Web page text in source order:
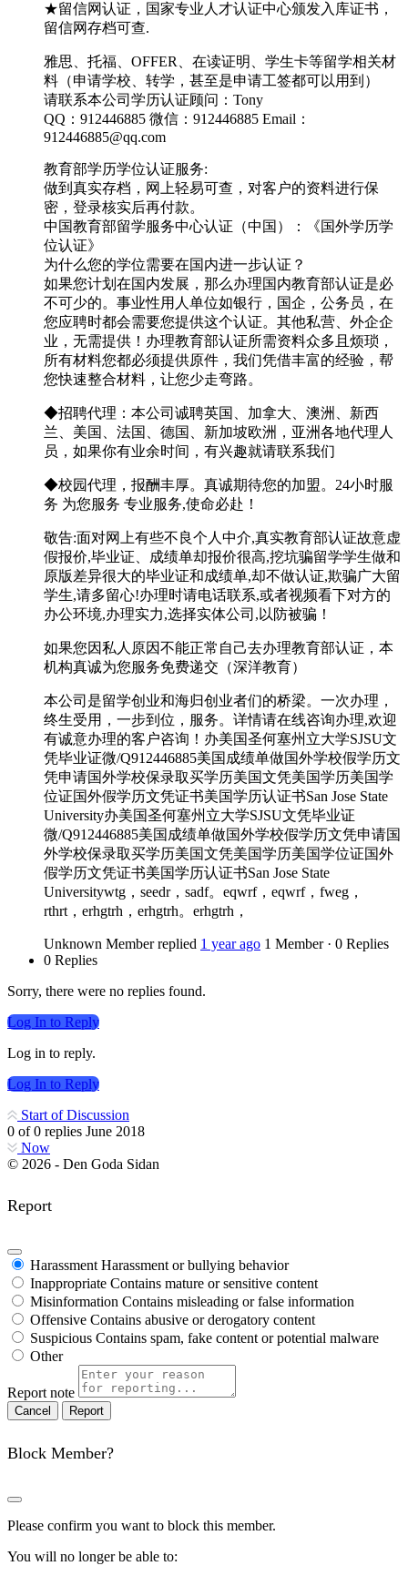
★留信网认证，国家专业人才认证中心颁发入库证书，
留信网存档可查.
雅思、托福、OFFER、在读证明、学生卡等留学相关材
料（申请学校、转学，甚至是申请工签都可以用到）
请联系本公司学历认证顾问：Tony
QQ：912446885 微信：912446885 Email：
912446885@qq.com
教育部学历学位认证服务:
做到真实存档，网上轻易可查，对客户的资料进行保
密，登录核实后再付款。
中国教育部留学服务中心认证（中国）：《国外学历学
位认证》
为什么您的学位需要在国内进一步认证？
如果您计划在国内发展，那么办理国内教育部认证是必
不可少的。事业性用人单位如银行，国企，公务员，在
您应聘时都会需要您提供这个认证。其他私营、外企企
业，无需提供！办理教育部认证所需资料众多且烦琐，
所有材料您都必须提供原件，我们凭借丰富的经验，帮
您快速整合材料，让您少走弯路。
◆招聘代理：本公司诚聘英国、加拿大、澳洲、新西
兰、美国、法国、德国、新加坡欧洲，亚洲各地代理人
员，如果你有业余时间，有兴趣就请联系我们
◆校园代理，报酬丰厚。真诚期待您的加盟。24小时服
务 为您服务 专业服务,使命必赴！
敬告:面对网上有些不良个人中介,真实教育部认证故意虚
假报价,毕业证、成绩单却报价很高,挖坑骗留学学生做和
原版差异很大的毕业证和成绩单,却不做认证,欺骗广大留
学生,请多留心!办理时请电话联系,或者视频看下对方的
办公环境,办理实力,选择实体公司,以防被骗！
如果您因私人原因不能正常自己去办理教育部认证，本
机构真诚为您服务免费递交（深洋教育）
本公司是留学创业和海归创业者们的桥梁。一次办理，
终生受用，一步到位，服务。详情请在线咨询办理,欢迎
有诚意办理的客户咨询！办美国圣何塞州立大学SJSU文
凭毕业证微/Q912446885美国成绩单做国外学校假学历文
凭申请国外学校保录取买学历美国文凭美国学历美国学
位证国外假学历文凭证书美国学历认证书San Jose State
University办美国圣何塞州立大学SJSU文凭毕业证
微/Q912446885美国成绩单做国外学校假学历文凭申请国
外学校保录取买学历美国文凭美国学历美国学位证国外
假学历文凭证书美国学历认证书San Jose State
Universitywtg，seedr，sadf。eqwrf，eqwrf，fweg，
rthrt，erhgtrh，erhgtrh。erhgtrh，
Unknown Member replied 1 year ago 1 Member · 0 Replies
0 Replies
Sorry, there were no replies found.
Log In to Reply
Log in to reply.
Log In to Reply
Start of Discussion
0 of0 replies June 2018
Now
© 2026 - Den Goda Sidan
Report
Harassment Harassment or bullying behavior
Inappropriate Contains mature or sensitive content
Misinformation Contains misleading or false information
Offensive Contains abusive or derogatory content
Suspicious Contains spam, fake content or potential malware
Other
Report note
Report
Block Member?
Please confirm you want to block this member.
You will no longer be able to: